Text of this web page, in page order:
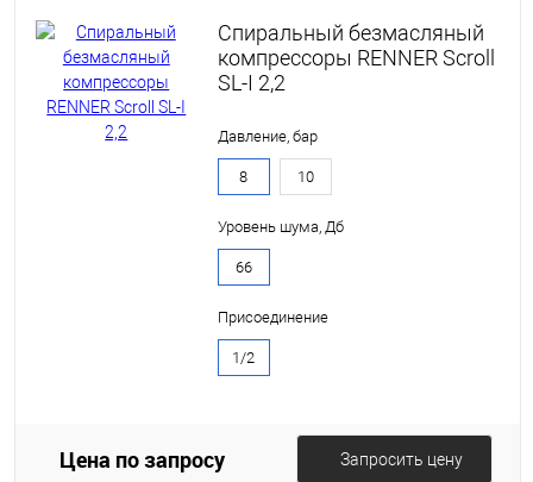
Спиральный безмасляный
компрессоры RENNER Scroll
SL-I 2,2
Давление, бар
8 10
Уровень шума, Дб
66
Присоединение
1/2
Цена по запросу Запросить цену